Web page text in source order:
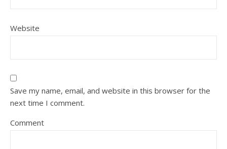
Website
Save my name, email, and website in this browser for the
next time I comment.
Comment